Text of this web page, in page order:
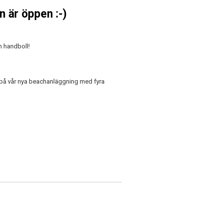
är öppen :-)
handboll!
vår nya beachanläggning med fyra